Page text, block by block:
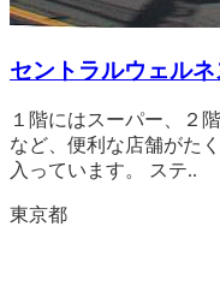
セントラルウェル
１階にはスーパー、２
など、便利な店舗がた
入っています。 ステ..
東京都